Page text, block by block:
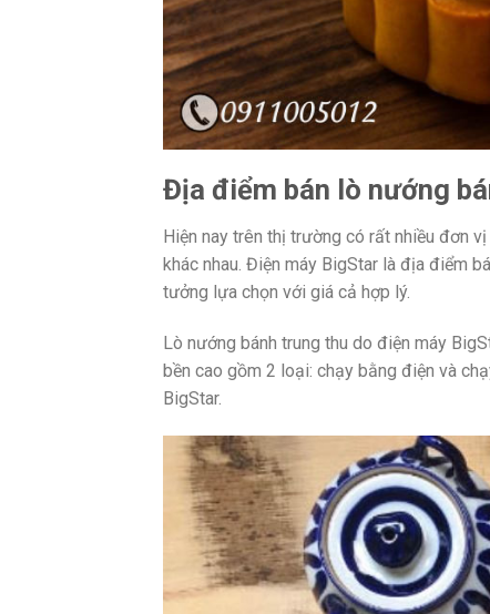
Địa điểm bán lò nướng
Hiện nay trên thị trường có rất nhiều đơn
khác nhau. Điện máy BigStar là địa điểm
tưởng lựa chọn với giá cả hợp lý.
Lò nướng bánh trung thu do điện máy
bền cao gồm 2 loại: chạy bằng điện và
BigStar.